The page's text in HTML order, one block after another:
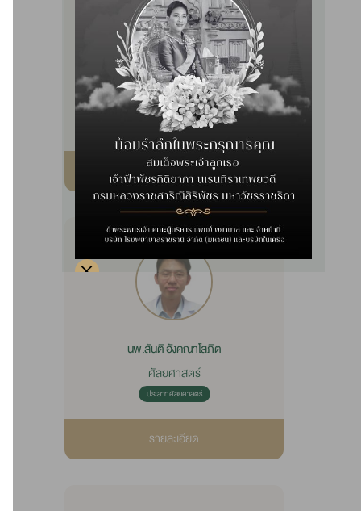
นพ.อาทิตย์ ภูเกียรติก้อง
ศัลยศาสตร์
ผ่าตัดส่องกล้องศัลยศาสตร์ทั่วไป (MIS)
รายละเอียด
นพ.สันติ อังคณาโสภิต
ศัลยศาสตร์
ประสาทศัลยศาสตร์
รายละเอียด